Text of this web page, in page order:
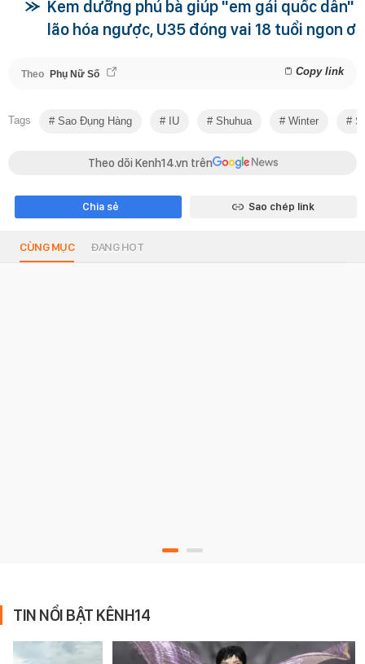
Kem dưỡng phú bà giúp "em gái quốc dân"
lão hóa ngược, U35 đóng vai 18 tuổi ngon ơ
Theo Phụ Nữ Số Copy link
Tags Sao Đụng Hàng IU Shuhua Winter
Theo dõi Kenh14.vn trên
Chia sẻ Sao chép link
CÙNG MỤC ĐANG HOT
TIN NỔI BẬT KÊNH14